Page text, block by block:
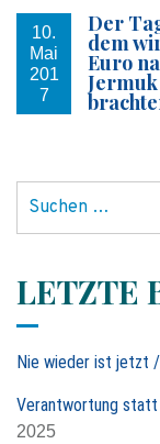
10.
Mai
201
7
Der
dem
Euro
Jermuk
e
n
n
c
h
LETZTE
Nie wieder ist jetzt
Verantwortung statt
2025